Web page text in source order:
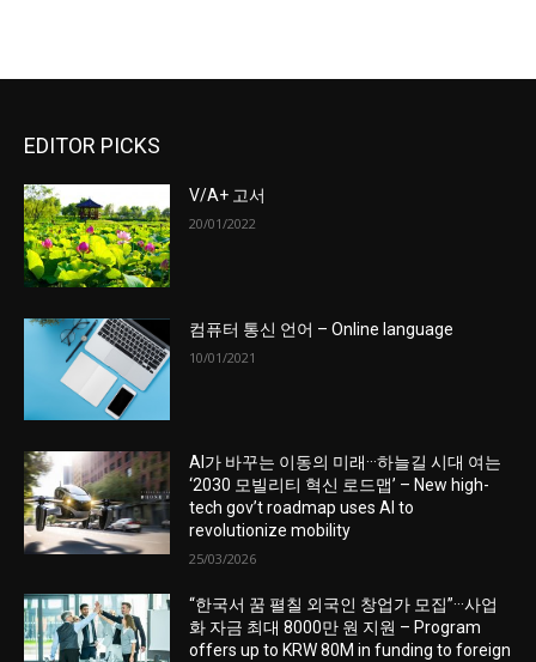
EDITOR PICKS
V/A+ 고서
20/01/2022
컴퓨터 통신 언어 – Online language
10/01/2021
AI가 바꾸는 이동의 미래···하늘길 시대 여는
‘2030 모빌리티 혁신 로드맵’ – New high-
tech gov’t roadmap uses AI to
revolutionize mobility
25/03/2026
“한국서 꿈 펼칠 외국인 창업가 모집”···사업
화 자금 최대 8000만 원 지원 – Program
offers up to KRW 80M in funding to foreign